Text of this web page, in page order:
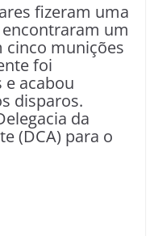
fizeram uma
um
cinco munições
foi
acabou
disparos.
da
(DCA) para o